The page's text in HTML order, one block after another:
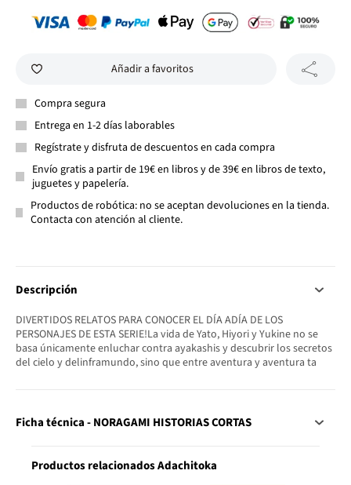
Añadir a favoritos
Compra segura
Entrega en 1-2 días laborables
Regístrate y disfruta de descuentos en cada compra
Envío gratis a partir de 19€ en libros y de 39€ en libros de texto,
juguetes y papelería.
Productos de robótica: no se aceptan devoluciones en la tienda.
Contacta con atención al cliente.
Descripción
DIVERTIDOS RELATOS PARA CONOCER EL DÍA ADÍA DE LOS
PERSONAJES DE ESTA SERIE!La vida de Yato, Hiyori y Yukine no se
basa únicamente enluchar contra ayakashis y descubrir los secretos
del cielo y delinframundo, sino que entre aventura y aventura ta
Ficha técnica - NORAGAMI HISTORIAS CORTAS
Productos relacionados Adachitoka